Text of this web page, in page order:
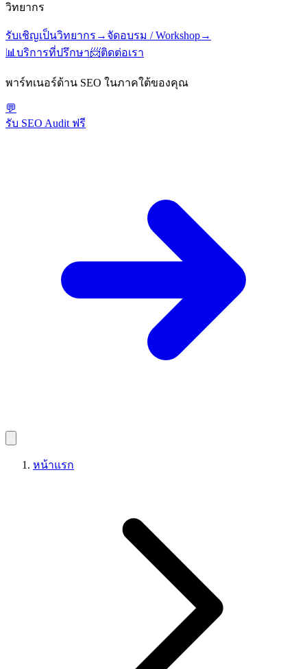
วิทยากร
รับเชิญเป็นวิทยากร → จัดอบรม / Workshop→
📊 บริการที่ปรึกษา📨ติดต่อเรา
พาร์ทเนอร์ด้าน SEO ในภาคใต้ของคุณ
💬
รับ SEO Audit ฟรี
หน้าแรก